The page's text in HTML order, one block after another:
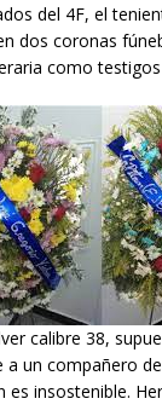
del 4F, el
dos coronas
como
calibre 38,
a un compañero
es insostenible.